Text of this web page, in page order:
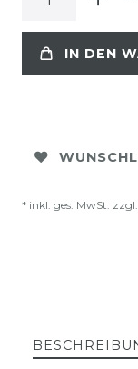
IN DEN
* inkl. ges. MwSt. zzgl.